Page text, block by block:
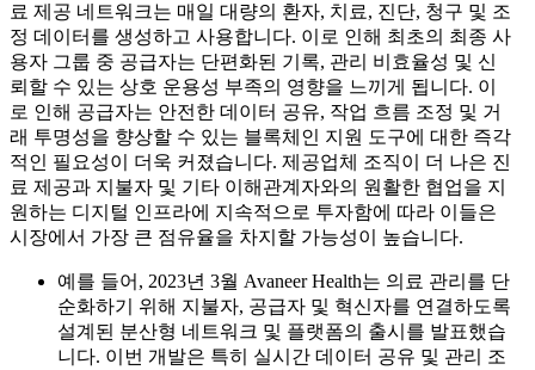
료 제공 네트워크는 매일 대량의 환자, 치료, 진단, 청구 및 조
정 데이터를 생성하고 사용합니다. 이로 인해 최초의 최종 사
용자 그룹 중 공급자는 단편화된 기록, 관리 비효율성 및 신
뢰할 수 있는 상호 운용성 부족의 영향을 느끼게 됩니다. 이
로 인해 공급자는 안전한 데이터 공유, 작업 흐름 조정 및 거
래 투명성을 향상할 수 있는 블록체인 지원 도구에 대한 즉각
적인 필요성이 더욱 커졌습니다. 제공업체 조직이 더 나은 진
료 제공과 지불자 및 기타 이해관계자와의 원활한 협업을 지
원하는 디지털 인프라에 지속적으로 투자함에 따라 이들은
시장에서 가장 큰 점유율을 차지할 가능성이 높습니다.
예를 들어, 2023년 3월 Avaneer Health는 의료 관리를 단
순화하기 위해 지불자, 공급자 및 혁신자를 연결하도록
설계된 분산형 네트워크 및 플랫폼의 출시를 발표했습
니다. 이번 개발은 특히 실시간 데이터 공유 및 관리 조